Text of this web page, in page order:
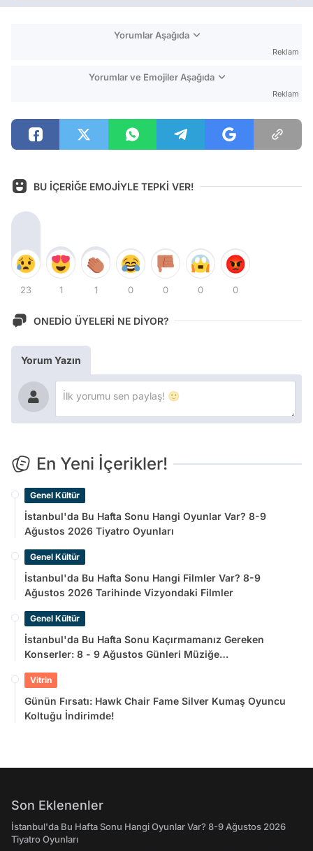
Yorumlar Aşağıda
Reklam
Yorumlar ve Emojiler Aşağıda
Reklam
BU İÇERİĞE EMOJİYLE TEPKİ VER!
23 1 1 0 0 0 0
ONEDİO ÜYELERİ NE DİYOR?
Yorum Yazın
En Yeni İçerikler!
Genel Kültür
İstanbul'da Bu Hafta Sonu Hangi Oyunlar Var? 8-9
Ağustos 2026 Tiyatro Oyunları
Genel Kültür
İstanbul'da Bu Hafta Sonu Hangi Filmler Var? 8-9
Ağustos 2026 Tarihinde Vizyondaki Filmler
Genel Kültür
İstanbul'da Bu Hafta Sonu Kaçırmamanız Gereken
Konserler: 8 - 9 Ağustos Günleri Müziğe
Vitrin
Günün Fırsatı: Hawk Chair Fame Silver Kumaş Oyuncu
Koltuğu İndirimde!
Son Eklenenler
İstanbul'da Bu Hafta Sonu Hangi Oyunlar Var? 8-9 Ağustos 2026
Tiyatro Oyunları